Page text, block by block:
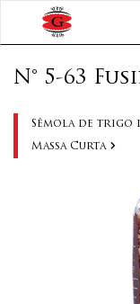
N° 5-63
Sêmola de
Massa Curta